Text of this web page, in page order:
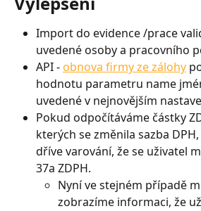
Import do evidence /prace
uvedené osoby a pracovního
API - obnova firmy ze zálohy
hodnotu parametru name
uvedené v nejnovějším
Pokud odpočítáváme částky
kterých se změnila sazba
dříve varování, že se uživatel
37a ZDPH.
Nyní ve stejném případě
zobrazíme informaci, že